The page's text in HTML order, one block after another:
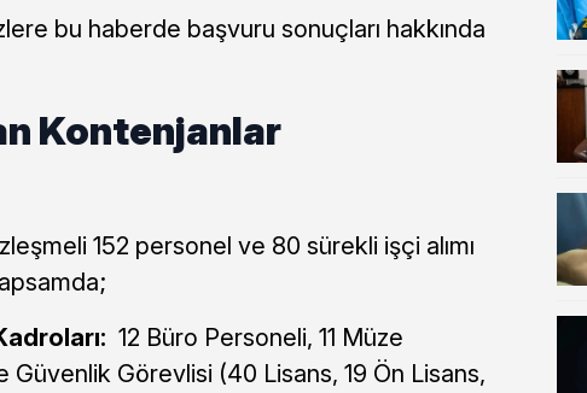
bu haberde başvuru sonuçları hakkında
Kontenjanlar
152 personel ve 80 sürekli işçi alımı
12 Büro Personeli, 11 Müze
Güvenlik Görevlisi (40 Lisans, 19 Ön Lisans,